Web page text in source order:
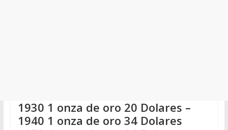
1930 1 onza de oro 20 Dolares –
1940 1 onza de oro 34 Dolares